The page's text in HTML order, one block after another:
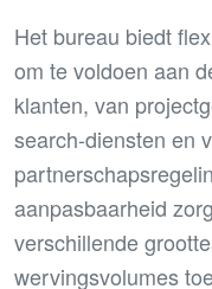
Het bureau biedt
om te voldoen aan
klanten, van
search-diensten en
aanpasbaarheid
verschillende
wervingsvolumes